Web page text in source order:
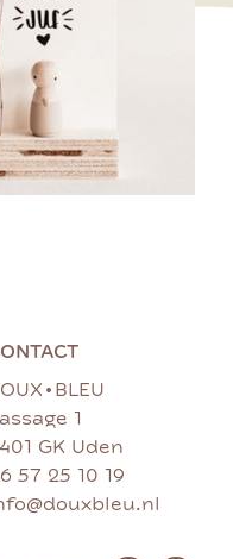
• BLEU
1
GK Uden
57 25 10 19